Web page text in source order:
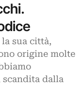
sua città,
origine molte
dalla